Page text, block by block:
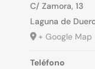
C/ Zamora, 13
Laguna de
+ Google Map
Teléfono